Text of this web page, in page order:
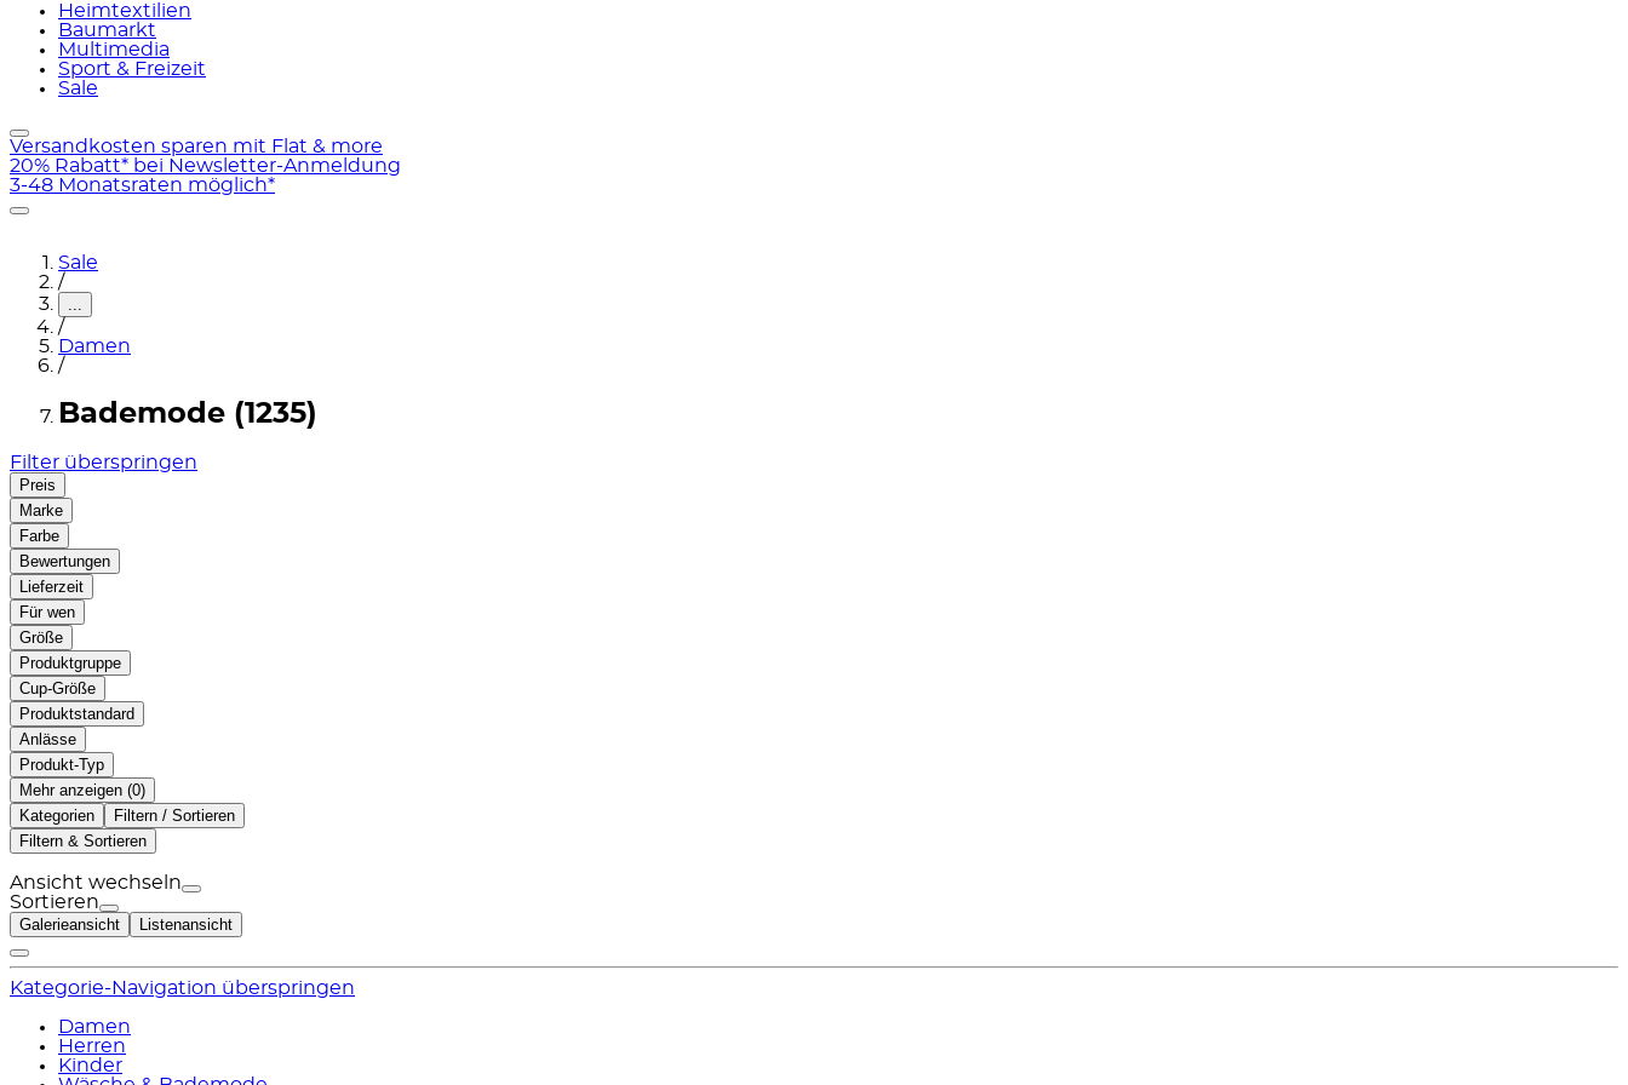
Heimtextilien
Baumarkt
Multimedia
Sport & Freizeit
Sale
Versandkosten sparen mit Flat & more
20% Rabatt* bei Newsletter-Anmeldung
3-48 Monatsraten möglich*
Sale
/
...
/
Damen
/
Bademode (1235)
Filter überspringen
Preis
Marke
Farbe
Bewertungen
Lieferzeit
Für wen
Größe
Produktgruppe
Cup-Größe
Produktstandard
Anlässe
Produkt-Typ
Mehr anzeigen ( )
Kategorien
Filtern / Sortieren
Filtern & Sortieren
Ansicht wechseln
Sortieren
Galerieansicht Listenansicht
Kategorie-Navigation überspringen
Damen
Herren
Kinder